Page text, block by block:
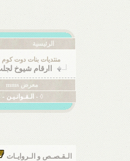
الرئيسية
منتديات بنات دوت كوم
اارقام شيوخ لجلب
معرض mms
◊ - الـقـوانـيـن -
الـقـصـص و الـروايـات